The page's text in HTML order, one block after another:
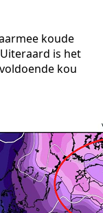
koude
is het
kou